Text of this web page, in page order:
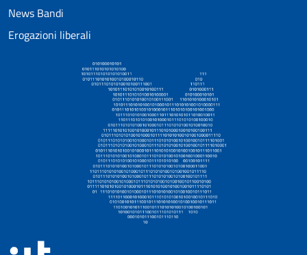
News Bandi
Erogazioni liberali